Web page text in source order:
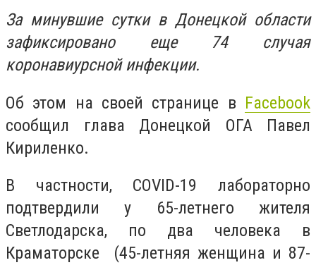
За минувшие сутки в Донецкой области
зафиксировано еще 74 случая
коронавиурсной инфекции.
Об этом на своей странице в Facebook
сообщил глава Донецкой ОГА Павел
Кириленко.
В частности, COVID-19 лабораторно
подтвердили у 65-летнего жителя
Светлодарска, по два человека в
Краматорске (45-летняя женщина и 87-